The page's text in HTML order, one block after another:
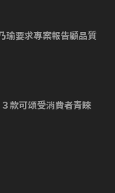
要求專案報告顧品質
款可頌受消費者青睞